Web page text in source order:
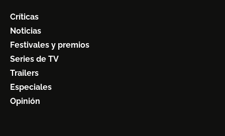
Críticas
Noticias
Festivales y premios
Series de TV
Trailers
Especiales
Opinión